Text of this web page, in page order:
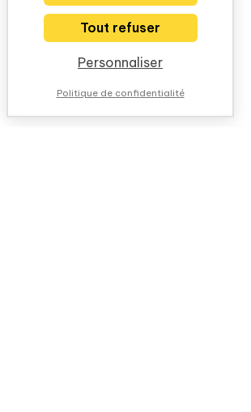
Tout refuser
Personnaliser
Politique de confidentialité